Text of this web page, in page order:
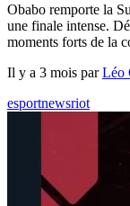
Obabo remporte la
une finale intense.
moments forts de la
Il y a 3 mois parLéo
esportnewsriot